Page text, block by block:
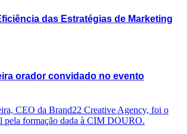
das Estratégias de Marketing
orador convidado no evento